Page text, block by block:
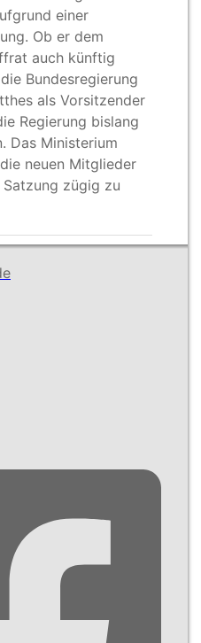
einer
Ob er dem
auch künftig
Bundesregierung
als Vorsitzender
Regierung bislang
Das Ministerium
neuen Mitglieder
zügig zu